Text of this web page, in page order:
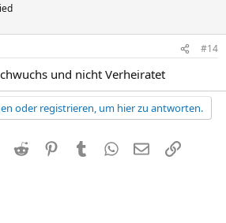
#14
und nicht Verheiratet
oder registrieren, um hier zu antworten.
Reddit PinterestTumblr WhatsApp
E-MailLink